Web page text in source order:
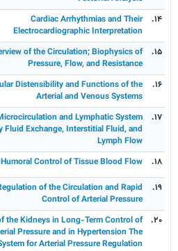
۱۴.
Cardiac Arrhythmias and Their
Electrocardiographic Interpretation
۱۵.
of the Circulation; Biophysics of
Pressure, Flow, and Resistance
۱۶.
Distensibility and Functions of the
Arterial and Venous Systems
۱۷.
and Lymphatic System
Fluid Exchange, Interstitial Fluid, and
Lymph Flow
۱۸. Control of Tissue Blood Flow
۱۹.
of the Circulation and Rapid
Control of Arterial Pressure
۲۰.
the Kidneys in Long-Term Control of
Pressure and in Hypertension The
for Arterial Pressure Regulation